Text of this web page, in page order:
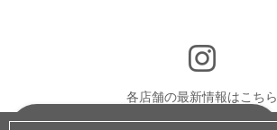
各店舗の最新情報はこちら